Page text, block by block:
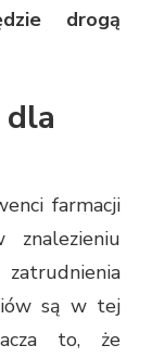
drogą
farmacji
są w tej
to, że